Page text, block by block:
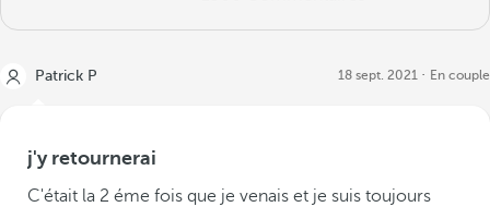
Patrick P 18 sept. 2021 En couple
j'y retournerai
C'était la 2 éme fois que je venais et je suis toujours